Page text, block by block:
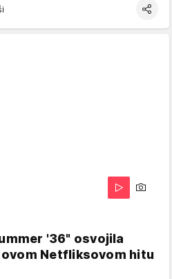
'36" osvojila
Netfliksovom hitu